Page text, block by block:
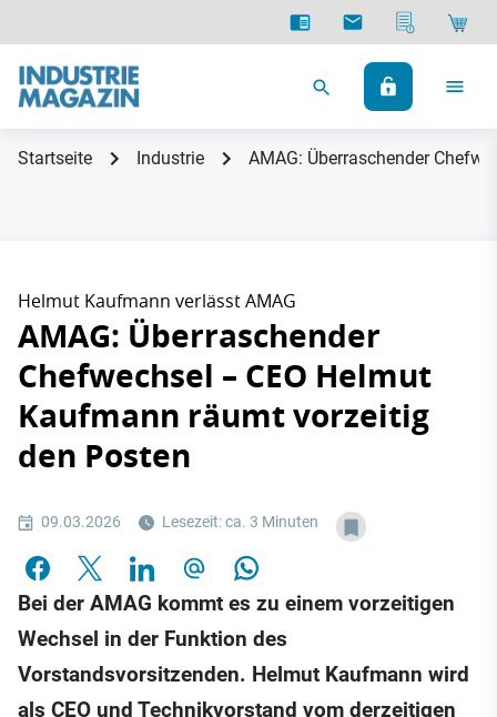
Startseite Industrie AMAG: Überraschender
Helmut Kaufmann verlässt AMAG
AMAG: Überraschender
Chefwechsel – CEO Helmut
Kaufmann räumt vorzeitig
den Posten
09.03.2026 Lesezeit: ca. 3 Minuten
Bei der AMAG kommt es zu einem vorzeitigen
Wechsel in der Funktion des
Vorstandsvorsitzenden. Helmut Kaufmann wird
als CEO und Technikvorstand vom derzeitigen